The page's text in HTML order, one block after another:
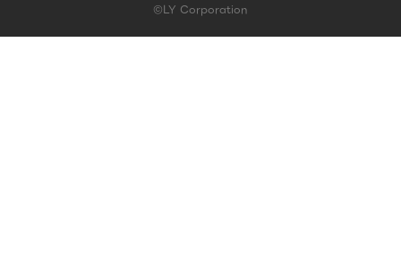
©LY Corporation
このコンテンツは掲載が終了しました | LINE占い